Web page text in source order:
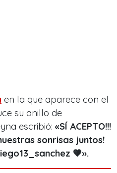
en la que aparece con el
su anillo de
escribió: «SÍ ACEPTO!!!
sonrisas juntos!
🧡».